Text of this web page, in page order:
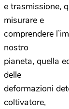
e trasmissione,
misurare e
comprendere
nostro
pianeta, quella
delle
deformazioni
coltivatore,